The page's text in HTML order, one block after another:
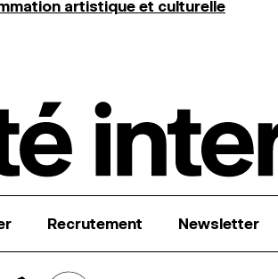
artistique et culturelle
Recrutement Newsletter